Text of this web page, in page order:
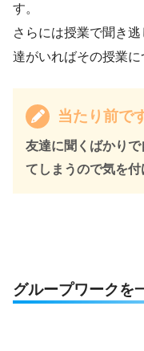
す。
さらには授業で聞き
達がいればその授業に
当たり前で
友達に聞くばかり
てしまうので気を付
グループワークを